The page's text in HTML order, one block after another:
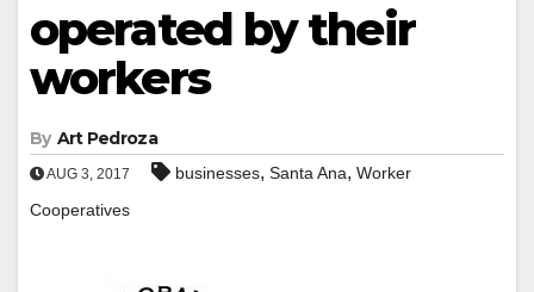
operated by their
workers
By Art Pedroza
AUG 3, 2017 businesses, Santa Ana, Worker
Cooperatives